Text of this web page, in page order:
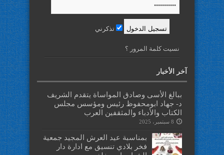
تذكرني
نسيت كلمة المرور ؟
آخر الأخبار
ببالغ الأسى وصادق المواساة يتقدم الشريف
د- جهاد ابومحفوظ رئيس ومؤسس مجلس
الكتاب والأدباء والمثقفين العرب
8 سبتمبر، 2025
بمناسبة عيد العرش المجيد جمعية
فخر بلادي تنسيق مع ادارة دار